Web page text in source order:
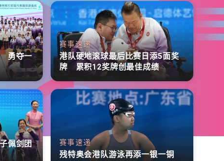
勇夺一
赛事速递
港队硬地滚球最后比赛日添5面奖
牌 累积12奖牌创最佳成绩
佩剑团
赛事速递
残特奥会港队游泳再添一银一铜